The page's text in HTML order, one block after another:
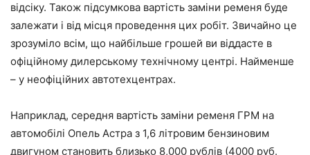
відсіку. Також підсумкова вартість заміни ременя буде
залежати і від місця проведення цих робіт. Звичайно це
зрозуміло всім, що найбільше грошей ви віддасте в
офіційному дилерському технічному центрі. Найменше
– у неофіційних автотехцентрах.
Наприклад, середня вартість заміни ременя ГРМ на
автомобілі Опель Астра з 1,6 літровим бензиновим
двигуном становить близько 8,000 рублів (4000 руб.